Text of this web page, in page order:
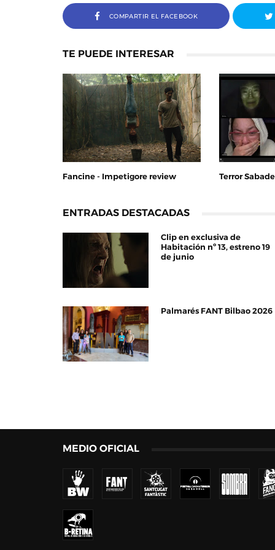
COMPARTIR EL FACEBOOK
TE PUEDE INTERESAR
Fancine - Impetigore review Terror
ENTRADAS DESTACADAS
Clip en exclusiva de
Habitación nº 13, estreno 19
de junio
Palmarés FANT Bilbao 2026
MEDIO OFICIAL